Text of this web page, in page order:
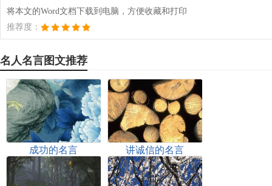
将本文的Word文档下载到电脑，方便收藏和打印
推荐度：
名人名言图文推荐
成功的名言 讲诚信的名言